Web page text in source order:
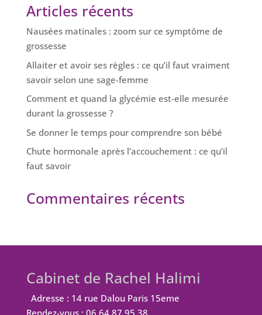
Articles récents
Nausées matinales : zoom sur ce symptôme de
grossesse
Allaiter et avoir ses règles : ce qu’il faut vraiment
savoir selon une sage-femme
Comment et quand la glycémie est-elle mesurée
durant la grossesse ?
Se donner le temps pour comprendre son bébé
Chute hormonale après l’accouchement : ce qu’il
faut savoir
Commentaires récents
Cabinet de Rachel Halimi
Adresse : 14 rue Dalou Paris 15eme
Rendez-vous : 06 64 87 95 38